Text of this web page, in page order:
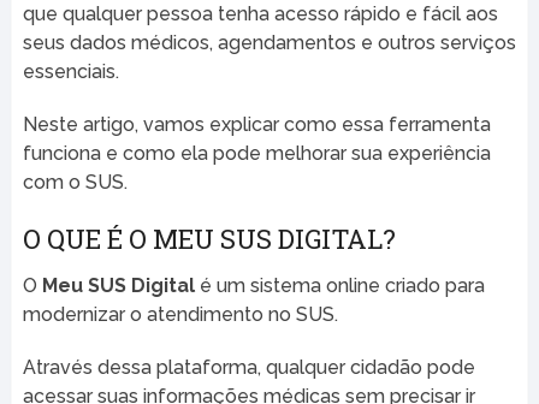
que qualquer pessoa tenha acesso rápido e fácil aos
seus dados médicos, agendamentos e outros serviços
essenciais.
Neste artigo, vamos explicar como essa ferramenta
funciona e como ela pode melhorar sua experiência
com o SUS.
O QUE É O MEU SUS DIGITAL?
O Meu SUS Digitalé um sistema online criado para
modernizar o atendimento no SUS.
Através dessa plataforma, qualquer cidadão pode
acessar suas informações médicas sem precisar ir